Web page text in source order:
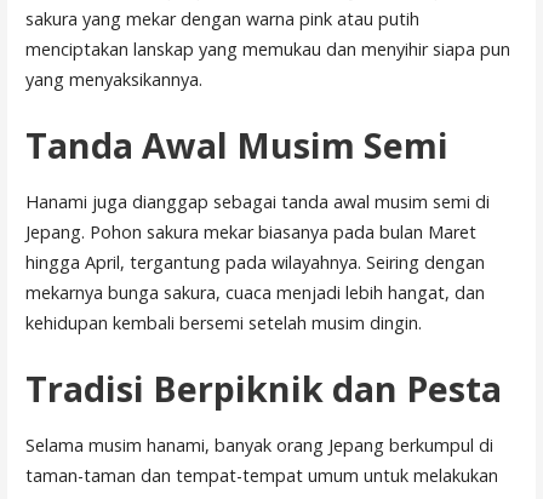
sakura yang mekar dengan warna pink atau putih
menciptakan lanskap yang memukau dan menyihir siapa pun
yang menyaksikannya.
Tanda Awal Musim Semi
Hanami juga dianggap sebagai tanda awal musim semi di
Jepang. Pohon sakura mekar biasanya pada bulan Maret
hingga April, tergantung pada wilayahnya. Seiring dengan
mekarnya bunga sakura, cuaca menjadi lebih hangat, dan
kehidupan kembali bersemi setelah musim dingin.
Tradisi Berpiknik dan Pesta
Selama musim hanami, banyak orang Jepang berkumpul di
taman-taman dan tempat-tempat umum untuk melakukan